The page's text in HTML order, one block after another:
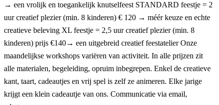
→ een vrolijk en toegankelijk knutselfeest STANDARD feestje = 2
uur creatief plezier (min. 8 kinderen) € 120 → méér keuze en echte
creatieve beleving XL feestje = 2,5 uur creatief plezier (min. 8
kinderen) prijs €140→ een uitgebreid creatief feestatelier Onze
maandelijkse workshops variëren van activiteit. In alle prijzen zit
alle materialen, begeleiding, opruim inbegrepen. Enkel de creatieve
kant, taart, cadeautjes en vrij spel is zelf ze animeren. Elke jarige
krijgt een klein cadeautje van ons. Communicatie via email,